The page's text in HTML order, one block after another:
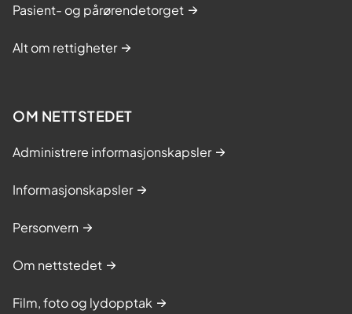
Pasient- og pårørendetorget
Alt om rettigheter
OM NETTSTEDET
Administrere informasjonskapsler
Informasjonskapsler
Personvern
Om nettstedet
Film, foto og lydopptak